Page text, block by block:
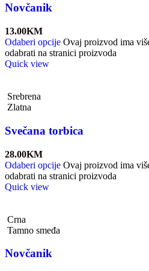
Novčanik
13.00KM
Odaberi opcije Ovaj proizvod ima
odabrati na stranici proizvoda
Quick view
Srebrena
Zlatna
Svečana torbica
28.00KM
Odaberi opcije Ovaj proizvod ima
odabrati na stranici proizvoda
Quick view
Crna
Tamno smeđa
Novčanik